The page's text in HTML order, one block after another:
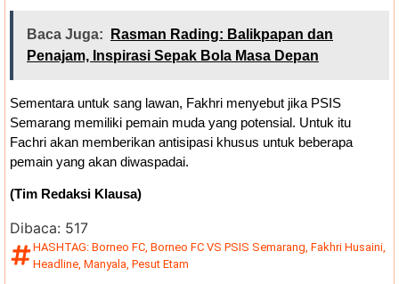
Baca Juga:
Rasman Rading: Balikpapan dan
Penajam, Inspirasi Sepak Bola Masa Depan
Sementara untuk sang lawan, Fakhri menyebut jika PSIS
Semarang memiliki pemain muda yang potensial. Untuk itu
Fachri akan memberikan antisipasi khusus untuk beberapa
pemain yang akan diwaspadai.
(Tim Redaksi Klausa)
Dibaca: 517
HASHTAG: Borneo FC Borneo FC VS PSIS Semarang Fakhri Husaini
Headline Manyala Pesut Etam